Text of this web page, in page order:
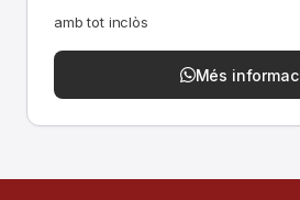
amb tot inclòs
Més